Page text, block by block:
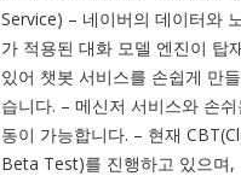
Service) – 네이버의 데이터와
가 적용된 대화 모델 엔진이 탑
있어 챗봇 서비스를 손쉽게 만
습니다. – 메신저 서비스와 손쉬
동이 가능합니다. – 현재
Beta Test)를 진행하고 있으며